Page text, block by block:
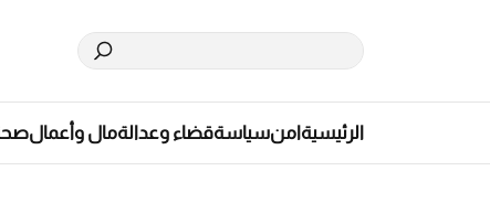
الرئيسيةامنسياسةقضاء وعدالةمال وأعمال